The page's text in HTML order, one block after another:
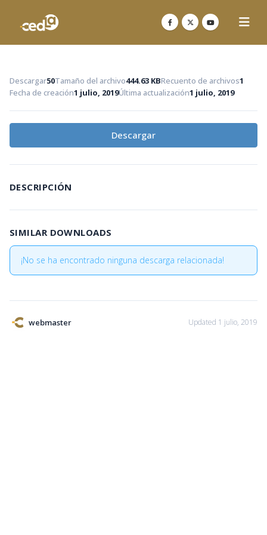
Descargar50Tamaño del archivo444.63 KBRecuento de archivos1
Fecha de creación1 julio, 2019Última actualización1 julio, 2019
Descargar
DESCRIPCIÓN
SIMILAR DOWNLOADS
¡No se ha encontrado ninguna descarga relacionada!
webmaster Updated 1 julio, 2019